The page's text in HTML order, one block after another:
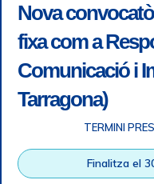
Accessibilitat |Nota
Nova
fixa com a
Comunicació i
Tarragona)
TERMINI
Finalitza el